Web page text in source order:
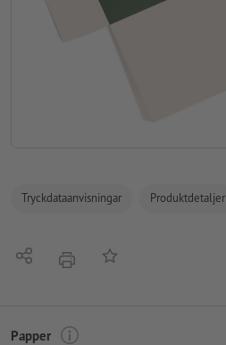
Tryckdataanvisningar Produktdetaljer
Dela erbjudandePå anteckningslistan
Papper